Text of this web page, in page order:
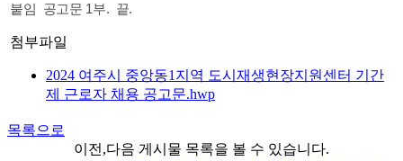
붙임 공고문 1부. 끝.
첨부파일
2024 여주시 중앙동1지역 도시재생현장지원센터 기간
제 근로자 채용 공고문.hwp
목록으로
이전,다음 게시물 목록을 볼 수 있습니다.